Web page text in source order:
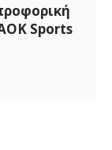
Sports